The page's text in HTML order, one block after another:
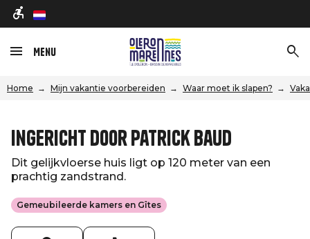
nl
Menu
Home Mijn vakantie voorbereiden Waar moet ik slapen?
Ingericht door Patrick Baud
Dit gelijkvloerse huis ligt op 120 meter van een
prachtig zandstrand.
Gemeubileerde kamers en Gîtes